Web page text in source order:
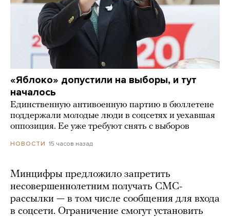
«Яблоко» допустили на выборы, и тут
началось
Единственную антивоенную партию в бюллетене
поддержали молодые люди в соцсетях и уехавшая
оппозиция. Ее уже требуют снять с выборов
НОВОСТИ 15 часов назад
Минцифры предложило запретить
несовершеннолетним получать СМС-
рассылки — в том числе сообщения для входа
в соцсети. Ограничение смогут установить